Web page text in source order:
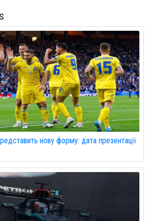
нову форму: дата презентації